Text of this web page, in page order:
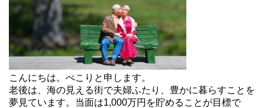
こんにちは。ぺこりと申します。
老後は、海の見える街で夫婦ふたり、豊かに暮らすことを
夢見ています。当面は1,000万円を貯めることが目標で